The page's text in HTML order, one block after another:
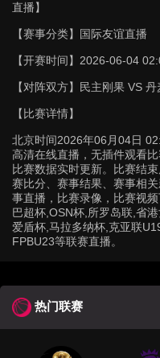
直播】
【赛事分类】 国际友谊直播
【开赛时间】 2026-06-04
【对阵双方】 民主刚果 VS 丹
【比赛详情】
北京时间2026年06月04日
高清在线直播，无插件观看
比赛数据实时更新。比赛结
赛比分、赛事结果、赛事相
事直播，比赛录像，比赛视
巴超杯,OSN杯,所罗岛联,省
爱盾杯,马拉多纳杯,克亚联
FPBU23等联赛直播。
热门联赛